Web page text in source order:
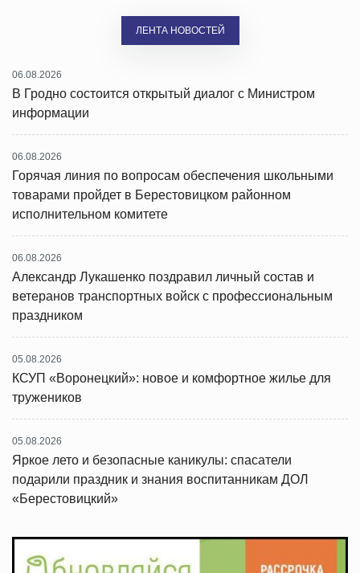
ЛЕНТА НОВОСТЕЙ
06.08.2026
В Гродно состоится открытый диалог с Министром
информации
06.08.2026
Горячая линия по вопросам обеспечения школьными
товарами пройдет в Берестовицком районном
исполнительном комитете
06.08.2026
Александр Лукашенко поздравил личный состав и
ветеранов транспортных войск с профессиональным
праздником
05.08.2026
КСУП «Воронецкий»: новое и комфортное жилье для
тружеников
05.08.2026
Яркое лето и безопасные каникулы: спасатели
подарили праздник и знания воспитанникам ДОЛ
«Берестовицкий»